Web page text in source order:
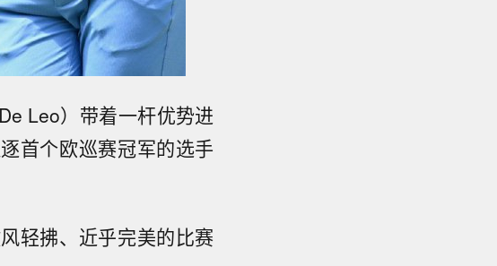
Leo）带着一杆优势进
首个欧巡赛冠军的选手
轻拂、近乎完美的比赛